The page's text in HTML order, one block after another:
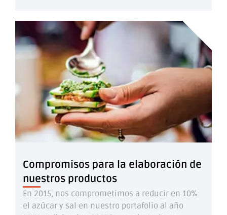
Compromisos para la elaboración de
nuestros productos
En 2015, nos comprometimos a reducir en 10%
el azúcar y sal en nuestro portafolio al año